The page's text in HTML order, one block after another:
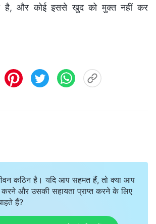
है, और कोई इससे खुद को मुक्त नहीं कर
कठिन है। यदि आप सहमत हैं, तो क्या आप
करने और उसकी सहायता प्राप्त करने के लिए
हैं?